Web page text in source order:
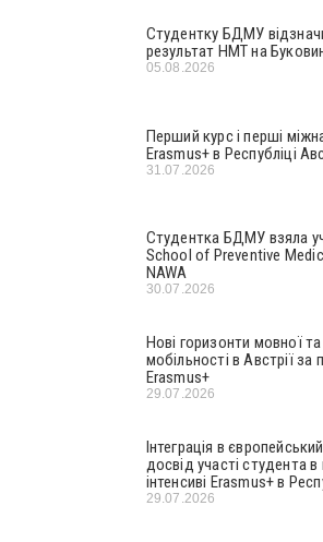
Студентку БДМУ
результат НМТ на
05.08.2026
Перший курс і перші
Erasmus+ в Республіці
31.07.2026
Студентка БДМУ взяла
School of Preventive
NAWA
30.07.2026
Нові горизонти мовної та
мобільності в Австрії
Erasmus+
29.07.2026
Інтеграція в
досвід участі студента
інтенсиві Erasmus+ в
29.07.2026